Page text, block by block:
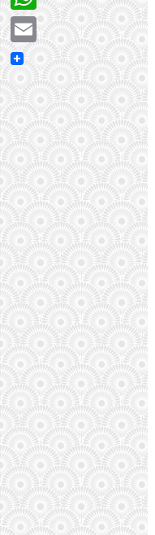
WhatsApp
Email